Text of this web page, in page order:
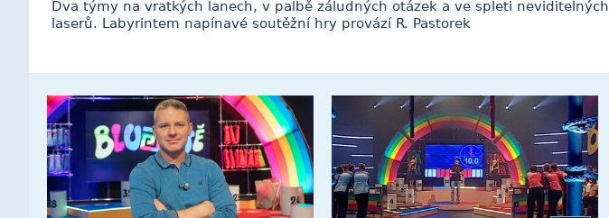
Dva týmy na vratkých lanech, v palbě záludných otázek a ve spleti neviditelných
laserů. Labyrintem napínavé soutěžní hry provází R. Pastorek